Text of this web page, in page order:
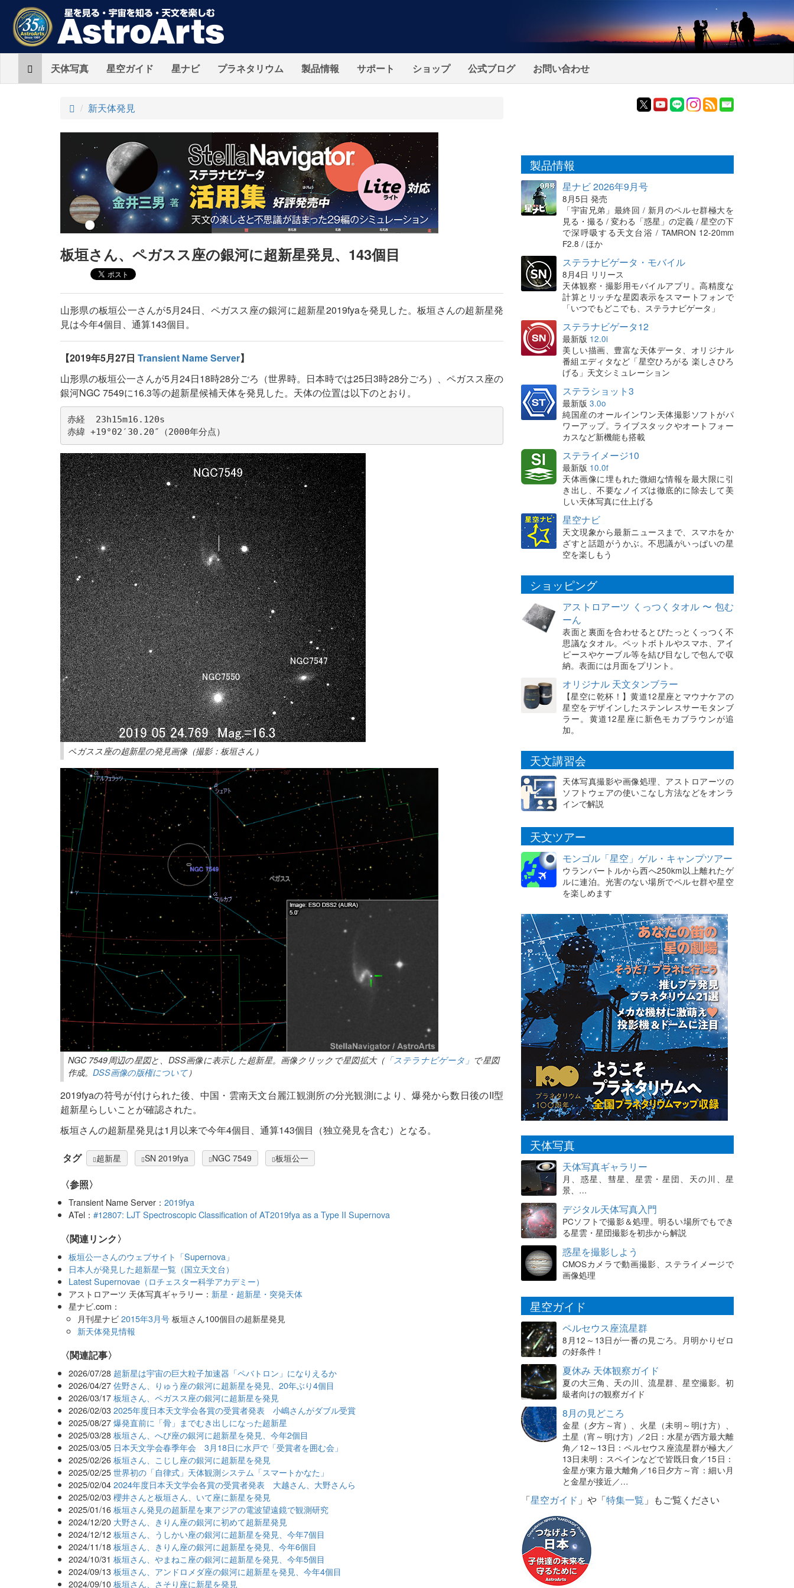
Home天体写真 星空ガイド 星ナビ プラネタリウム 製品情報 サポート ショップ 公式ブログ お問い合わせ
ト
プ
新天体発見
板垣さん、ペガスス座の銀河に超新星発見、143個目
山形県の板垣公一さんが5月24日、ペガスス座の銀河に超新星2019fyaを発見した。板垣さんの超新星発
見は今年4個目、通算143個目。
【2019年5月27日 Transient Name Server】
山形県の板垣公一さんが5月24日18時28分ごろ（世界時。日本時では25日3時28分ごろ）、ペガスス座の
銀河NGC 7549に16.3等の超新星候補天体を発見した。天体の位置は以下のとおり。
赤経  23h15m16.120s
赤緯 +19°02′30.20″（2000年分点）
ペガスス座の超新星の発見画像（撮影：板垣さん）
NGC 7549周辺の星図と、DSS画像に表示した超新星。画像クリックで星図拡大（「ステラナビゲータ」 で星図
作成。DSS画像の版権について）
2019fyaの符号が付けられた後、中国・雲南天文台麗江観測所の分光観測により、爆発から数日後のII型
超新星らしいことが確認された。
板垣さんの超新星発見は1月以来で今年4個目、通算143個目（独立発見を含む）となる。
タグ 超新星 SN 2019fya NGC 7549 板垣公一
〈参照〉
Transient Name Server：2019fya
ATel：#12807: LJT Spectroscopic Classification of AT2019fya as a Type II Supernova
〈関連リンク〉
板垣公一さんのウェブサイト「Supernova」
日本人が発見した超新星一覧（国立天文台）
Latest Supernovae（ロチェスター科学アカデミー）
アストロアーツ 天体写真ギャラリー： 新星・超新星・突発天体
星ナビ.com：
月刊星ナビ2015年3月号板垣さん100個目の超新星発見
新天体発見情報
関連記事
2026/07/28 超新星は宇宙の巨大粒子加速器「ペバトロン」になりえるか
2026/04/27 佐野さん、りゅう座の銀河に超新星を発見、20年ぶり4個目
2026/03/17 板垣さん、ペガスス座の銀河に超新星を発見
2026/02/03 2025年度日本天文学会各賞の受賞者発表 小嶋さんがダブル受賞
2025/08/27 爆発直前に「骨」までむき出しになった超新星
2025/03/28 板垣さん、へび座の銀河に超新星を発見、今年2個目
2025/03/05 日本天文学会春季年会 3月18日に水戸で「受賞者を囲む会」
2025/02/26 板垣さん、こじし座の銀河に超新星を発見
2025/02/25 世界初の「自律式」天体観測システム「スマートかなた」
2025/02/04 2024年度日本天文学会各賞の受賞者発表 大越さん、大野さんら
2025/02/03 櫻井さんと板垣さん、いて座に新星を発見
2025/01/16 板垣さん発見の超新星を東アジアの電波望遠鏡で観測研究
2024/12/20 大野さん、きりん座の銀河に初めて超新星発見
2024/12/12 板垣さん、うしかい座の銀河に超新星を発見、今年7個目
2024/11/18 板垣さん、きりん座の銀河に超新星を発見、今年6個目
2024/10/31 板垣さん、やまねこ座の銀河に超新星を発見、今年5個目
2024/09/13 板垣さん、アンドロメダ座の銀河に超新星を発見、今年4個目
2024/09/10 板垣さん、さそり座に新星を発見
製品情報
星ナビ 2026年9月号
8月5日 発売
「宇宙兄弟」最終回 / 新月のペルセ群極大を
見る・撮る / 変わる「惑星」の定義 / 星空の下
で深呼吸する天文台浴 / TAMRON 12-20mm
F2.8 / ほか
ステラナビゲータ・モバイル
8月4日 リリース
天体観察・撮影用モバイルアプリ。高精度な
計算とリッチな星図表示をスマートフォンで
「いつでもどこでも、ステラナビゲータ」
ステラナビゲータ12
最新版 12.0i
美しい描画、豊富な天体データ、オリジナル
番組エディタなど「星空ひろがる 楽しさひろ
げる」天文シミュレーション
ステラショット3
最新版 3.0o
純国産のオールインワン天体撮影ソフトがパ
ワーアップ。ライブスタックやオートフォー
カスなど新機能も搭載
ステライメージ10
最新版 10.0f
天体画像に埋もれた微細な情報を最大限に引
き出し、不要なノイズは徹底的に除去して美
しい天体写真に仕上げる
星空ナビ
天文現象から最新ニュースまで、スマホをか
ざすと話題がうかぶ。不思議がいっぱいの星
空を楽しもう
ショッピング
アストロアーツ くっつくタオル 〜 包む
ーん
表面と裏面を合わせるとぴたっとくっつく不
思議なタオル。ペットボトルやスマホ、アイ
ピースやケーブル等を結び目なしで包んで収
納。表面には月面をプリント。
オリジナル 天文タンブラー
【星空に乾杯！】黄道12星座とマウナケアの
星空をデザインしたステンレスサーモタンブ
ラー。黄道12星座に新色モカブラウンが追
加。
天文講習会
天体写真撮影や画像処理、アストロアーツの
ソフトウェアの使いこなし方法などをオンラ
インで解説
天文ツアー
モンゴル「星空」ゲル・キャンプツアー
ウランバートルから西へ250km以上離れたゲ
ルに連泊。光害のない場所でペルセ群や星空
を楽しめます
天体写真
天体写真ギャラリー
月、惑星、彗星、星雲・星団、天の川、星
景、…
デジタル天体写真入門
PCソフトで撮影＆処理。明るい場所でもでき
る星雲・星団撮影を初歩から解説
惑星を撮影しよう
CMOSカメラで動画撮影、ステライメージで
画像処理
星空ガイド
ペルセウス座流星群
8月12～13日が一番の見ごろ。月明かりゼロ
の好条件！
夏休み 天体観察ガイド
夏の大三角、天の川、流星群、星空撮影。初
級者向けの観察ガイド
8月の見どころ
金星（夕方～宵）、火星（未明～明け方）、
土星（宵～明け方）／2日：水星が西方最大離
角／12～13日：ペルセウス座流星群が極大／
13日未明：スペインなどで皆既日食／15日：
金星が東方最大離角／16日夕方～宵：細い月
と金星が接近／…
「星空ガイド 」や「特集一覧 」もご覧ください